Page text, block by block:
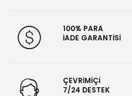
100% PARA
İADE GARANTİSİ
ÇEVRİMİÇİ
7/24 DESTEK